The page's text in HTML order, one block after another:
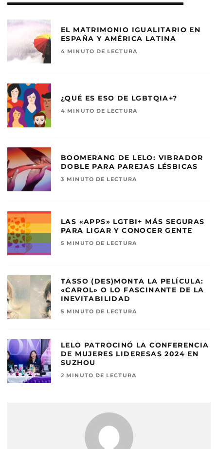
EL MATRIMONIO IGUALITARIO EN
ESPAÑA Y AMÉRICA LATINA
4 MINUTO DE LECTURA
¿QUÉ ES ESO DE LGBTQIA+?
4 MINUTO DE LECTURA
BOOMERANG DE LELO: VIBRADOR
DOBLE PARA PAREJAS LÉSBICAS
3 MINUTO DE LECTURA
LAS «APPS» LGTBI+ MÁS SEGURAS
PARA LIGAR Y CONOCER GENTE
5 MINUTO DE LECTURA
TASSO (DES)MONTA LA PELÍCULA:
«CAROL» O LO FASCINANTE DE LA
INEVITABILIDAD
5 MINUTO DE LECTURA
LELO PATROCINÓ LA CONFERENCIA
DE MUJERES LIDERESAS 2024 EN
SUZHOU
2 MINUTO DE LECTURA